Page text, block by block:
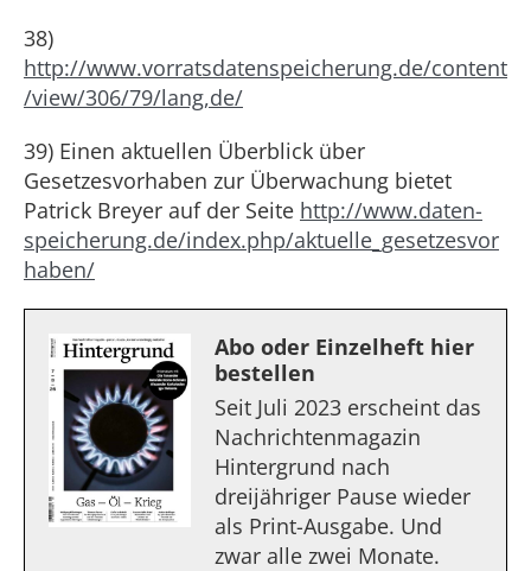
38)
http://www.vorratsdatenspeicherung.de/content
/view/306/79/lang,de/
39) Einen aktuellen Überblick über
Gesetzesvorhaben zur Überwachung bietet
Patrick Breyer auf der Seite http://www.daten-
speicherung.de/index.php/aktuelle_gesetzesvor
haben/
Abo oder Einzelheft hier
bestellen
Seit Juli 2023 erscheint das
Nachrichtenmagazin
Hintergrund nach
dreijähriger Pause wieder
als Print-Ausgabe. Und
zwar alle zwei Monate.